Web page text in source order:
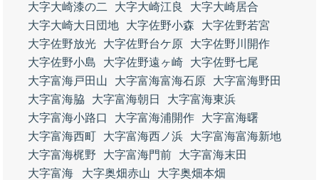
大字大崎漆の二
大字大崎江良
大字大崎居合
大字大崎大日団地
大字佐野小森
大字佐野若宮
大字佐野放光
大字佐野台ケ原
大字佐野川開作
大字佐野小島
大字佐野遠ヶ崎
大字佐野七尾
大字富海戸田山
大字富海富海石原
大字富海野田
大字富海脇
大字富海朝日
大字富海東浜
大字富海小路口
大字富海浦開作
大字富海曙
大字富海西町
大字富海西ノ浜
大字富海富海新地
大字富海梶野
大字富海門前
大字富海末田
大字富海
大字奥畑赤山
大字奥畑本畑